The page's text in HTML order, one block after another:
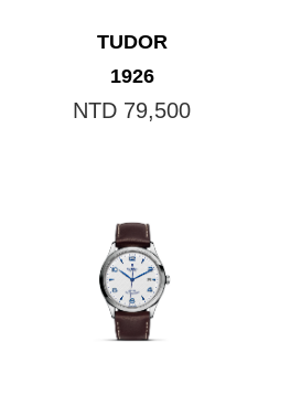
TUDOR
1926
NTD 79,500